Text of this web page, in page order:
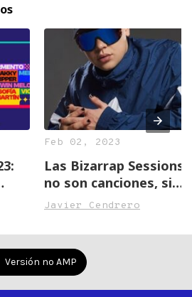
Feb 02, 2023
Las Bizarrap Sessions
no son canciones, sino
eventos
Javier Cendrero
Versión no AMP